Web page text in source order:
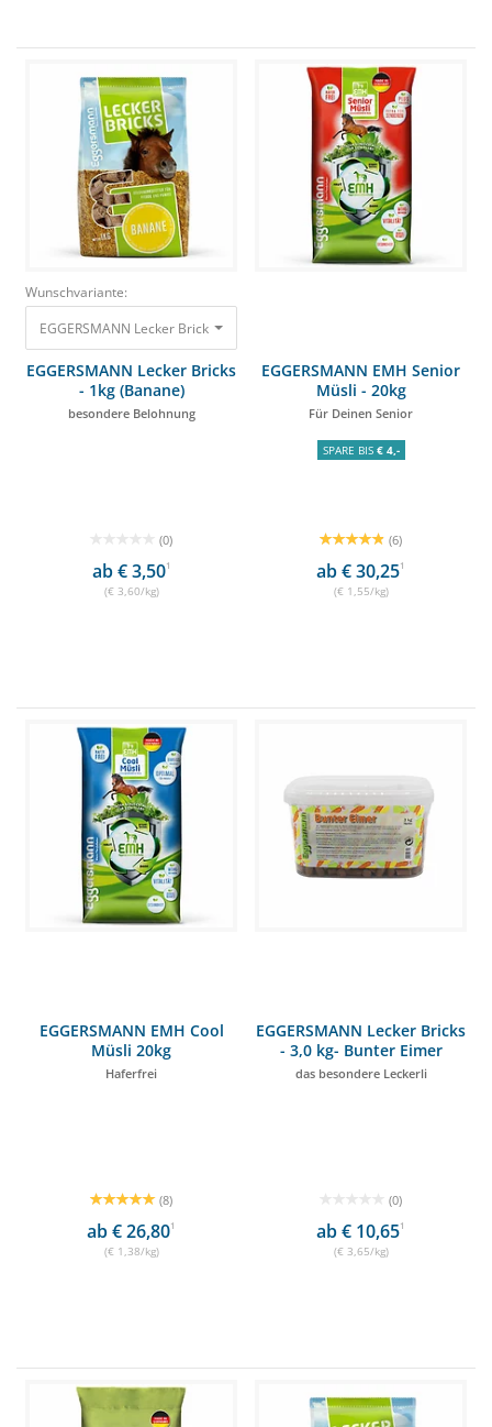
Wunschvariante:
EGGERSMANN Lecker Bricks - 1kg (Banane) besondere Belohnung 3,60 €
EGGERSMANN Lecker Bricks
- 1kg (Banane)
besondere Belohnung
(0)
ab € 3,501
(€ 3,60/kg)
EGGERSMANN EMH Senior
Müsli - 20kg
Für Deinen Senior
SPARE BIS € 4,-
(6)
ab € 30,251
(€ 1,55/kg)
EGGERSMANN EMH Cool
Müsli 20kg
Haferfrei
(8)
ab € 26,801
(€ 1,38/kg)
EGGERSMANN Lecker Bricks
- 3,0 kg- Bunter Eimer
das besondere Leckerli
(0)
ab € 10,651
(€ 3,65/kg)